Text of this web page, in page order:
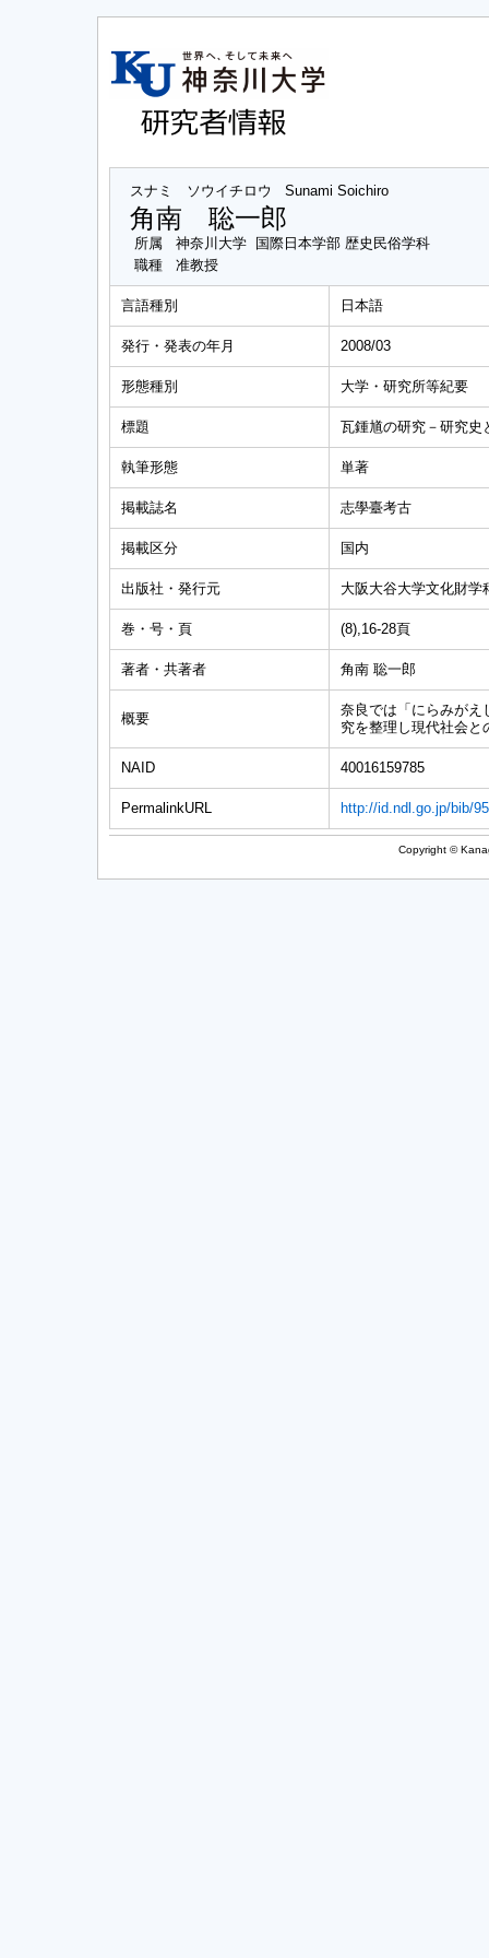
スナミ ソウイチロウ Sunami Soichiro
角南 聡一郎
所属
神奈川大学 国際日本学部 歴史民俗学科
職種
准教授
言語種別 日本語
発行・発表の年月 2008/03
形態種別 大学・研究所等紀要
標題 瓦鍾馗の研究－研究史
執筆形態 単著
掲載誌名 志學臺考古
掲載区分 国内
出版社・発行元 大阪大谷大学文化財学
巻・号・頁 (8),16-28頁
著者・共著者 角南 聡一郎
概要
奈良では「にらみがえ
究を整理し現代社会と
NAID 40016159785
PermalinkURL http://id.ndl.go.jp/bib/
Copyright ©